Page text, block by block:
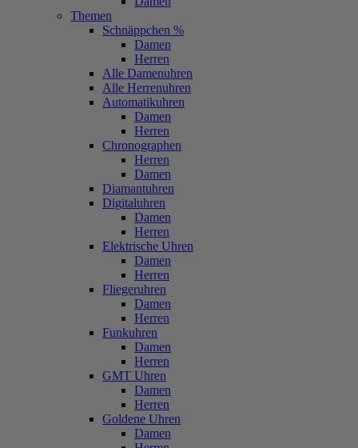
Themen
Schnäppchen %
Damen
Herren
Alle Damenuhren
Alle Herrenuhren
Automatikuhren
Damen
Herren
Chronographen
Herren
Damen
Diamantuhren
Digitaluhren
Damen
Herren
Elektrische Uhren
Damen
Herren
Fliegeruhren
Damen
Herren
Funkuhren
Damen
Herren
GMT Uhren
Damen
Herren
Goldene Uhren
Damen